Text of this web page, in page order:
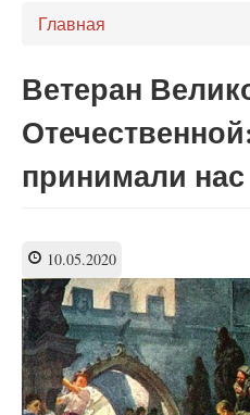
Главная
Ветеран
принимали нас
10.05.2020